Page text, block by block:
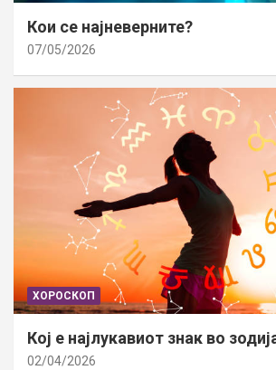
Кои се најневерните?
07/05/2026
ХОРОСКОП
Кој е најлукавиот знак во
02/04/2026